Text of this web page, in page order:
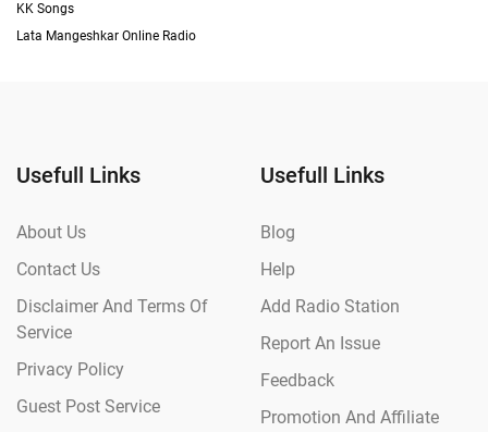
KK Songs
Lata Mangeshkar Online Radio
Usefull Links
About Us
Contact Us
Disclaimer And Terms Of
Service
Privacy Policy
Guest Post Service
Usefull Links
Blog
Help
Add Radio Station
Report An Issue
Feedback
Promotion And Affiliate